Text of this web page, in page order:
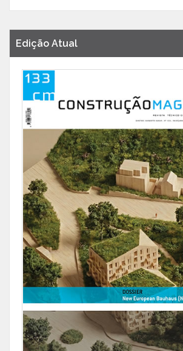
Edição Atual